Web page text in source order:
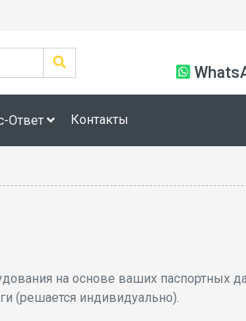
Ответ Контакты
на основе ваших паспортных
(решается индивидуально).